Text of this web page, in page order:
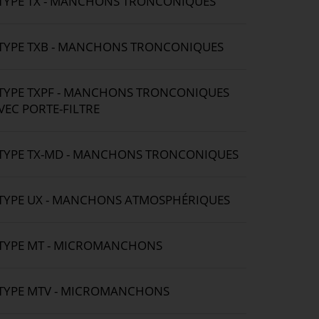
TXB - MANCHONS TRONCONIQUES
TXPF - MANCHONS TRONCONIQUES
PORTE-FILTRE
TX-MD - MANCHONS TRONCONIQUES
UX - MANCHONS ATMOSPHÉRIQUES
MT - MICROMANCHONS
MTV - MICROMANCHONS